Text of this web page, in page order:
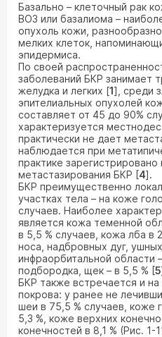
Базально – клеточный рак
ВОЗ или базалиома –
опухоль кожи,
мелких клеток,
эпидермиса.
По своей
заболеваний БКР занимает
желудка и легких [1], среди
эпителиальных опухолей
составляет от 45 до 90%
характеризуется
практически не дает
наблюдается при
практике
метастазирования БКР [4].
БКР преимущественно
участках тела – на коже
случаев. Наиболее
является кожа теменной
в 5,5 % случаев, кожа лба в
носа, надбровных дуг, ушных
инфраорбитальной области
подбородка, щек – в 5,5 % [5
БКР также встречается и на
покрова: у ранее не
шеи в 75,5 % случаев, коже
5,3 %, коже верхних
конечностей в 8,1 % (Рис. 1-